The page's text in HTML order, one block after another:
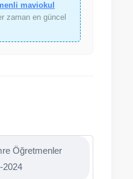
maviokul
zaman en güncel
Öğretmenler
2024